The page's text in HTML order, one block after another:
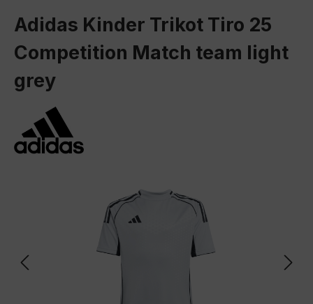
Adidas Kinder Trikot Tiro 25
Competition Match team light
grey
Bildergalerie überspringen